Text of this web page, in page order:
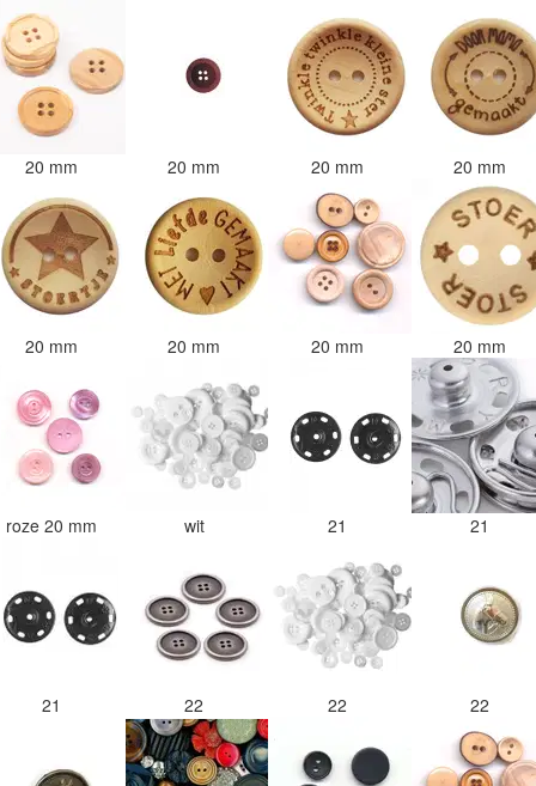
20 mm 20 mm 20 mm 20 mm
20 mm 20 mm 20 mm 20 mm
roze 20 mm wit 21 21
21 22 22 22